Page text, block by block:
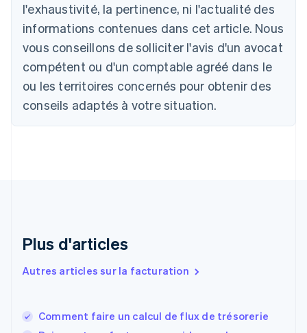
l'exhaustivité, la pertinence, ni l'actualité des
informations contenues dans cet article. Nous
vous conseillons de solliciter l'avis d'un avocat
compétent ou d'un comptable agréé dans le
ou les territoires concernés pour obtenir des
conseils adaptés à votre situation.
Plus d'articles
Autres articles sur la facturation
Comment faire un calcul de flux de trésorerie
Canada
EnglishFrançais
Chine continentale
简体中文 English
Chypre
English
English Italiano
Danemark
États-Unis
English Español 简体中文
Finlande
Gibraltar